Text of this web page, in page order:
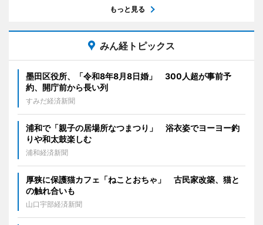
もっと見る
みん経トピックス
墨田区役所、「令和8年8月8日婚」 300人超が事前予
約、開庁前から長い列
すみだ経済新聞
浦和で「親子の居場所なつまつり」 浴衣姿でヨーヨー釣
りや和太鼓楽しむ
浦和経済新聞
厚狭に保護猫カフェ「ねことおちゃ」 古民家改築、猫と
の触れ合いも
山口宇部経済新聞